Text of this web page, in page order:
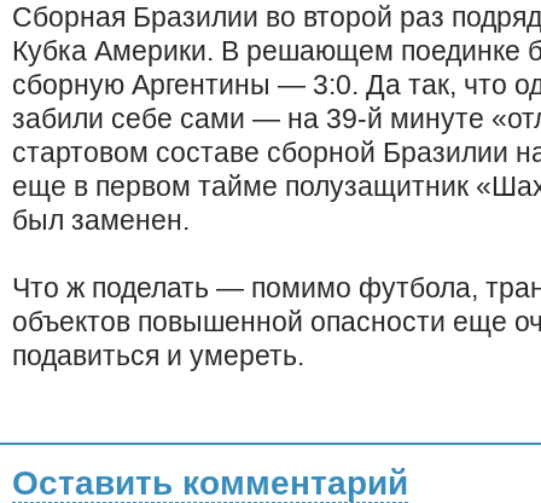
Сборная Бразилии во второй раз
Кубка Америки. В решающем поединке
сборную Аргентины — 3:0. Да так, что
забили себе сами — на 39-й минуте
стартовом составе сборной Бразилии
еще в первом тайме полузащитник
был заменен.
Что ж поделать — помимо футбола,
объектов повышенной опасности еще
подавиться и умереть.
Оставить комментарий